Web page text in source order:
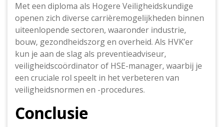
Met een diploma als Hogere Veiligheidskundige
openen zich diverse carrièremogelijkheden binnen
uiteenlopende sectoren, waaronder industrie,
bouw, gezondheidszorg en overheid. Als HVK’er
kun je aan de slag als preventieadviseur,
veiligheidscoördinator of HSE-manager, waarbij je
een cruciale rol speelt in het verbeteren van
veiligheidsnormen en -procedures.
Conclusie